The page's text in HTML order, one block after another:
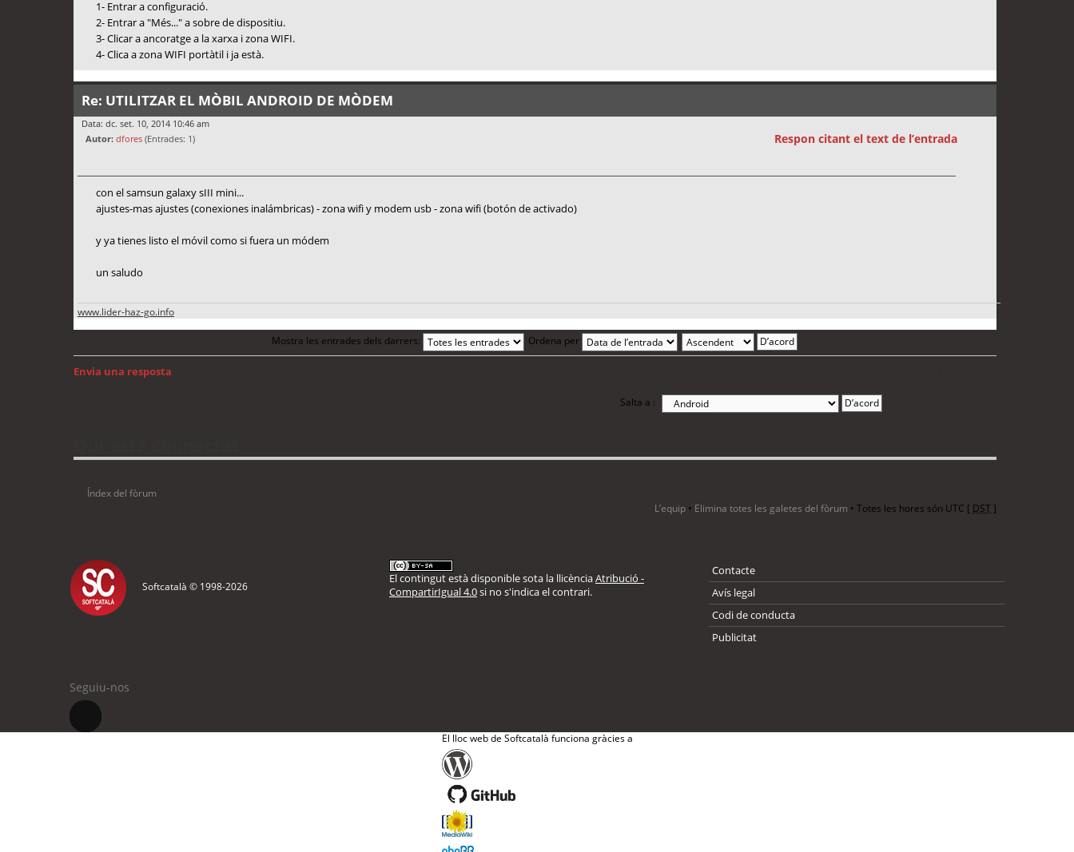
1- Entrar a configuració.
2- Entrar a "Més..." a sobre de dispositiu.
3- Clicar a ancoratge a la xarxa i zona WIFI.
4- Clica a zona WIFI portàtil i ja està.
Re: UTILITZAR EL MÒBIL ANDROID DE MÒDEM
Data: dc. set. 10, 2014 10:46 am
Autor: dfores (Entrades: 1) Respon citant el text de l’entrada
con el samsun galaxy sIII mini...
ajustes-mas ajustes (conexiones inalámbricas) - zona wifi y modem usb - zona wifi (botón de activado)
y ya tienes listo el móvil como si fuera un módem
un saludo
www.lider-haz-go.info
Mostra les entrades dels darrers: Ordena per
Envia una resposta
Salta a :
Índex del fòrum
L’equip • Elimina totes les galetes del fòrum • Totes les hores són UTC [ DST]
Softcatalà © 1998-2026
El contingut està disponible sota la llicènciaAtribució -
CompartirIgual 4.0si no s'indica el contrari.
Contacte
Avís legal
Codi de conducta
Publicitat
Seguiu-nos
El lloc web de Softcatalà funciona gràcies a